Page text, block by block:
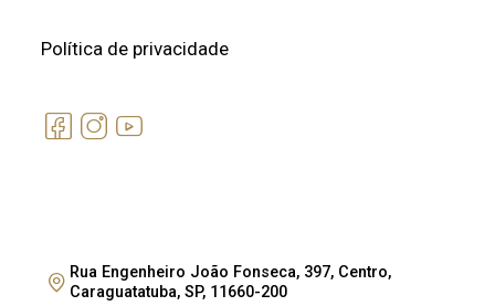
Política de privacidade
Rua Engenheiro João Fonseca, 397, Centro,
Caraguatatuba, SP, 11660-200